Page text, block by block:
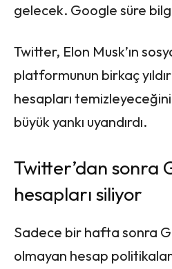
gelecek. Google süre
Twitter, Elon Musk’ın
platformunun birkaç
hesapları
büyük yankı uyandırdı.
Twitter’dan sonra
hesapları siliyor
Sadece bir hafta sonra
olmayan hesap